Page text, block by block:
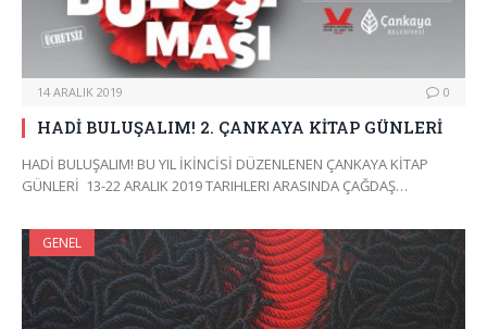
14 ARALIK 2019 0
HADİ BULUŞALIM! 2. ÇANKAYA KİTAP GÜNLERİ
HADİ BULUŞALIM! BU YIL İKİNCİSİ DÜZENLENEN ÇANKAYA KİTAP
GÜNLERİ 13-22 ARALIK 2019 TARIHLERI ARASINDA ÇAĞDAŞ…
GENEL